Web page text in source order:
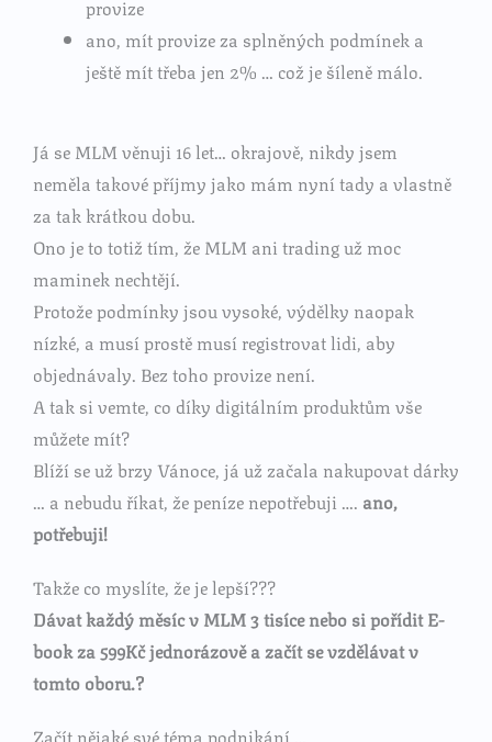
provize
ano, mít provize za splněných podmínek a
ještě mít třeba jen 2% … což je šíleně málo.
Já se MLM věnuji 16 let… okrajově, nikdy jsem
neměla takové příjmy jako mám nyní tady a vlastně
za tak krátkou dobu.
Ono je to totiž tím, že MLM ani trading už moc
maminek nechtějí.
Protože podmínky jsou vysoké, výdělky naopak
nízké, a musí prostě musí registrovat lidi, aby
objednávaly. Bez toho provize není.
A tak si vemte, co díky digitálním produktům vše
můžete mít?
Blíží se už brzy Vánoce, já už začala nakupovat dárky
… a nebudu říkat, že peníze nepotřebuji …. ano,
potřebuji!
Takže co myslíte, že je lepší???
Dávat každý měsíc v MLM 3 tisíce nebo si pořídit E-
book za 599Kč jednorázově a začít se vzdělávat v
tomto oboru.?
Začít nějaké své téma podnikání …